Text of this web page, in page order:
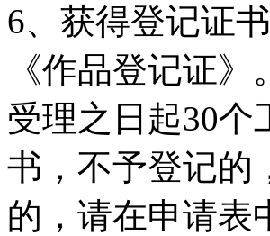
6、获得登记证
《作品登记证
受理之日起30
书，不予登记的
的，请在申请表